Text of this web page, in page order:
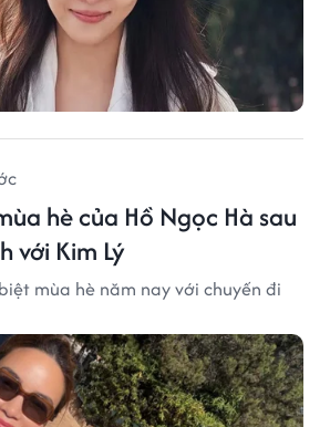
hè của Hồ Ngọc Hà sau
với Kim Lý
mùa hè năm nay với chuyến đi